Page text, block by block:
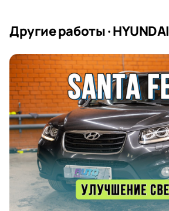
Другие работы · HYUNDAI